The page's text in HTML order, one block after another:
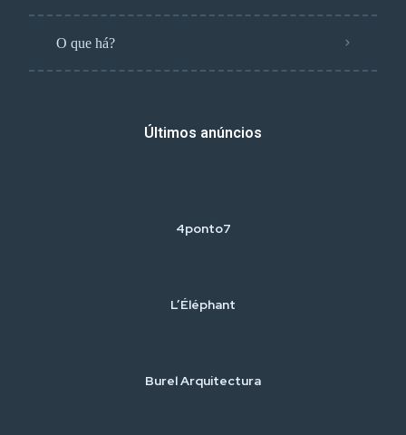
O que há?
Últimos anúncios
4ponto7
L’Éléphant
Burel Arquitectura